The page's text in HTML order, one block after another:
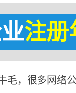
注册
毛，很多网络